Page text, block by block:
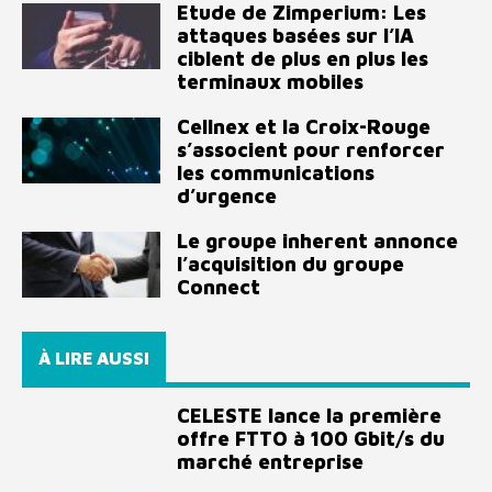
Etude de Zimperium: Les
attaques basées sur l’IA
ciblent de plus en plus les
terminaux mobiles
Cellnex et la Croix-Rouge
s’associent pour renforcer
les communications
d’urgence
Le groupe inherent annonce
l’acquisition du groupe
Connect
À LIRE AUSSI
CELESTE lance la première
offre FTTO à 100 Gbit/s du
marché entreprise